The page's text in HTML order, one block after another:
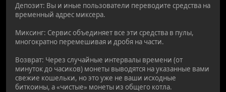
Депозит: Вы и иные пользователи переводите средства на
временный адрес миксера.
Миксинг: Сервис объединяет все эти средства в пулы,
многократно перемешивая и дробя на части.
Возврат: Через случайные интервалы времени (от
минуток до часиков) монеты выводятся на указанные вами
свежие кошельки, но это уже не ваши исходные
биткоины, а «чистые» монеты из общего котла.